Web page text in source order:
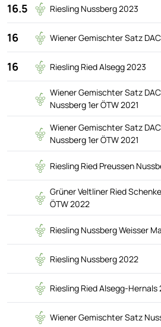
16.5 Riesling Nussberg 2023
16 Wiener Gemischter Satz
16 Riesling Ried Alsegg 2023
Wiener Gemischter Satz
Nussberg 1er ÖTW 2021
Wiener Gemischter Satz
Nussberg 1er ÖTW 2021
Riesling Ried Preussen
Grüner Veltliner Ried
ÖTW 2022
Riesling Nussberg Weisser
Riesling Nussberg 2022
Riesling Ried Alsegg-Hernals
Wiener Gemischter Satz